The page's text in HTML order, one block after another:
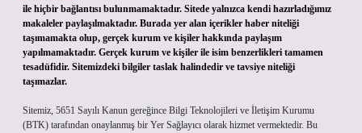
ile hiçbir bağlantısı bulunmamaktadır. Sitede yalnızca kendi hazırladığımız
makaleler paylaşılmaktadır. Burada yer alan içerikler haber niteliği
taşımamakta olup, gerçek kurum ve kişiler hakkında paylaşım
yapılmamaktadır. Gerçek kurum ve kişiler ile isim benzerlikleri tamamen
tesadüfidir. Sitemizdeki bilgiler taslak halindedir ve tavsiye niteliği
taşımazlar.
Sitemiz, 5651 Sayılı Kanun gereğince Bilgi Teknolojileri ve İletişim Kurumu
(BTK) tarafından onaylanmış bir Yer Sağlayıcı olarak hizmet vermektedir. Bu